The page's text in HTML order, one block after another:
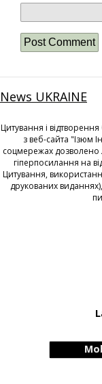
News UKRAINE
Цитування і відтворення
з веб-сайта "Ізюм
соцмережах дозволено
гіперпосилання на
Цитування,
друкованих